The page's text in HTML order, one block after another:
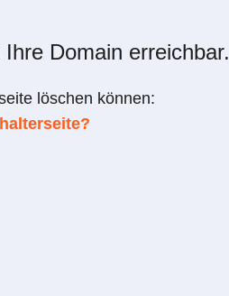
Domain erreichbar.
löschen können: